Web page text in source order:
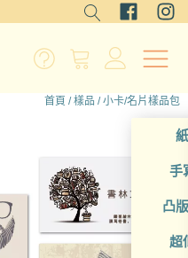
手
凸
超
首頁 /樣品 / 小卡/名片樣品包